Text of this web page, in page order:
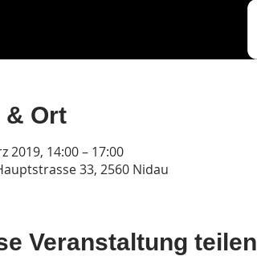
& Ort
2019, 14:00 – 17:00
33, 2560 Nidau
Veranstaltung teilen